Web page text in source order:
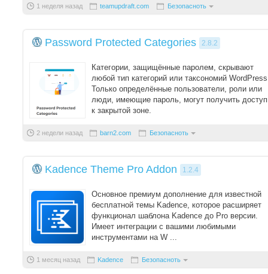
1 неделя назад teamupdraft.com Безопасноть
Password Protected Categories 2.8.2
Категории, защищённые паролем, скрывают
любой тип категорий или таксономий
Только определённые пользователи, роли или
люди, имеющие пароль, могут получить доступ
к закрытой зоне.
2 недели назад barn2.com Безопасноть
Kadence Theme Pro Addon 1.2.4
Основное премиум дополнение для известной
бесплатной темы Kadence, которое расширяет
функционал шаблона Kadence до Pro версии.
Имеет интеграции с вашими любимыми
инструментами на W ...
1 месяц назад Kadence Безопасноть